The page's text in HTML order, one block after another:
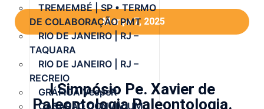
TREMEMBÉ | SP • TERMO
DE COLABORAÇÃO PMT
RIO DE JANEIRO | RJ –
TAQUARA
RIO DE JANEIRO | RJ –
RECREIO
GRÁFICA VespeR
CASARÃO CONVIVIUM
Março 7, 2025
l Simpósio Pe. Xavier de
Paleontologia Paleontologia.